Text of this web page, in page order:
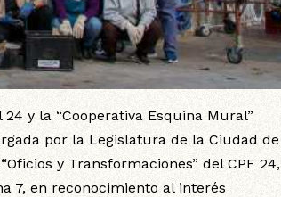
y la “Cooperativa Esquina Mural”
por la Legislatura de la Ciudad de
y Transformaciones” del CPF 24,
7, en reconocimiento al interés